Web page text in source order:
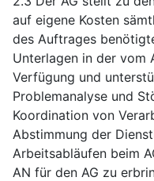
auf eigene Kosten
des Auftrages
Unterlagen in der vom
Verfügung und
Problemanalyse und
Koordination von
Abstimmung der
Arbeitsabläufen beim
AN für den AG zu